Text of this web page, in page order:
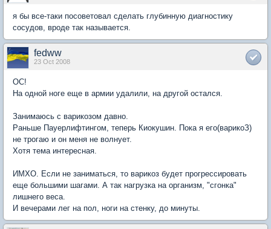
я бы все-таки посоветовал сделать глубинную диагностику
сосудов, вроде так называется.
fedww
23 Oct 2008
ОС!
На одной ноге еще в армии удалили, на другой остался.
Занимаюсь с варикозом давно.
Раньше Пауерлифтингом, теперь Киокушин. Пока я его(варикоЗ)
не трогаю и он меня не волнует.
Хотя тема интересная.
ИМХО. Если не заниматься, то варикоз будет прогрессировать
еще большими шагами. А так нагрузка на организм, "сгонка"
лишнего веса.
И вечерами лег на пол, ноги на стенку, до минуты.